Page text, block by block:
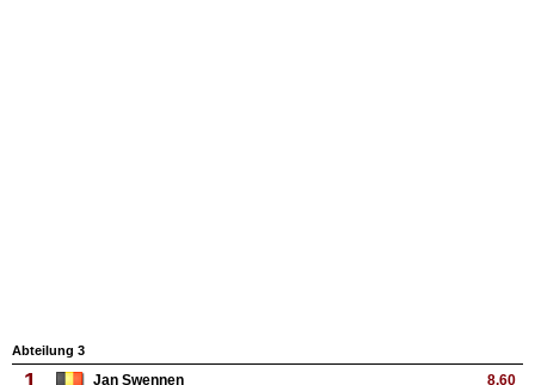
Abteilung 3
8.60
Jan Swennen